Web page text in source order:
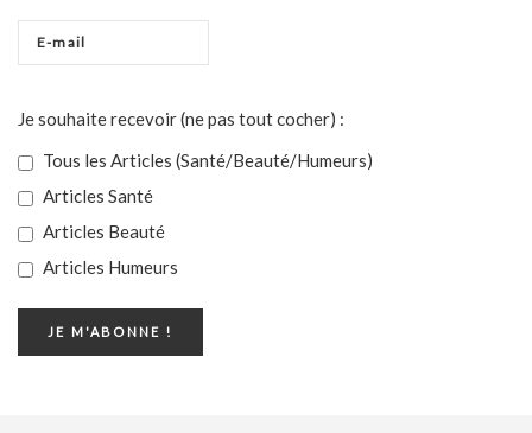
Je souhaite recevoir (ne pas tout cocher) :
Tous les Articles (Santé/Beauté/Humeurs)
Articles Santé
Articles Beauté
Articles Humeurs